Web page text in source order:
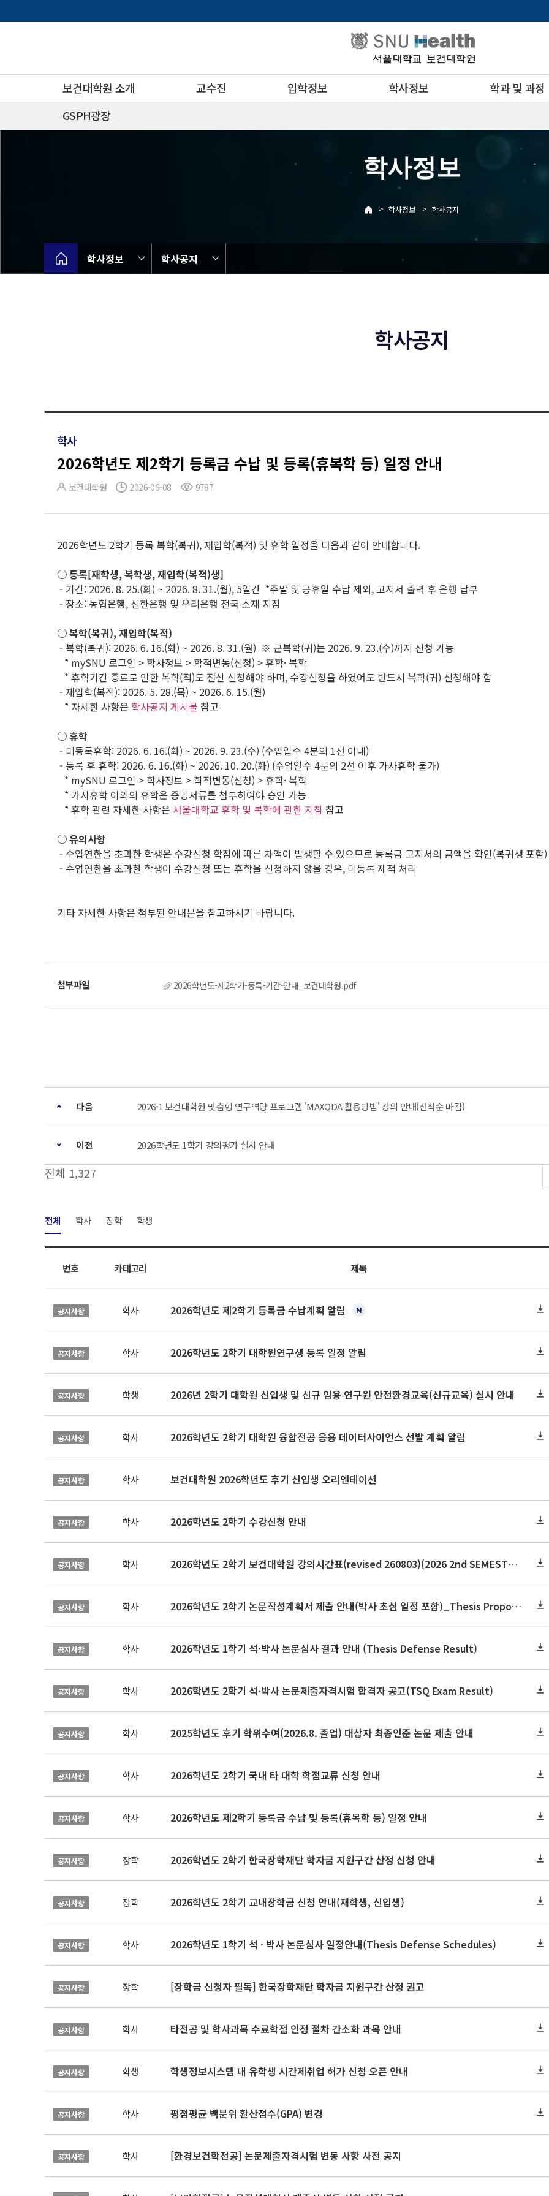
로
보건대학원 소개 교수진 입학정보 학사정보
학과 및 과정
GSPH광장
학사정보
> 학사정보 > 학사공지
학사정보 학사공지
학사공지
학사
2026학년도 제2학기 등록금 수납 및 등록(휴복학 등) 일정 안내
보건대학원 2026-06-08 9787
2026학년도 2학기 등록 복학(복귀), 재입학(복적) 및 휴학 일정을 다음과 같이 안내합니다.
○ 등록[재학생, 복학생, 재입학(복적)생]
- 기간: 2026. 8. 25.(화) ~ 2026. 8. 31.(월), 5일간 *주말 및 공휴일 수납 제외, 고지서 출력 후 은행 납부
- 장소: 농협은행, 신한은행 및 우리은행 전국 소재 지점
○ 복학(복귀), 재입학(복적)
- 복학(복귀): 2026. 6. 16.(화) ~ 2026. 8. 31.(월) ※ 군복학(귀)는 2026. 9. 23.(수)까지 신청 가능
* mySNU 로그인 > 학사정보 > 학적변동(신청) > 휴학· 복학
* 휴학기간 종료로 인한 복학(적)도 전산 신청해야 하며, 수강신청을 하였어도 반드시 복학(귀) 신청해야 함
- 재입학(복적): 2026. 5. 28.(목) ~ 2026. 6. 15.(월)
* 자세한 사항은 학사공지 게시물 참고
○ 휴학
- 미등록휴학: 2026. 6. 16.(화) ~ 2026. 9. 23.(수) (수업일수 4분의 1선 이내)
- 등록 후 휴학: 2026. 6. 16.(화) ~ 2026. 10. 20.(화) (수업일수 4분의 2선 이후 가사휴학 불가)
* mySNU 로그인 > 학사정보 > 학적변동(신청) > 휴학· 복학
* 가사휴학 이외의 휴학은 증빙서류를 첨부하여야 승인 가능
* 휴학 관련 자세한 사항은 서울대학교 휴학 및 복학에 관한 지침 참고
○ 유의사항
- 수업연한을 초과한 학생은 수강신청 학점에 따른 차액이 발생할 수 있으므로 등록금 고지서의 금액을 확인(복귀생 포함)
- 수업연한을 초과한 학생이 수강신청 또는 휴학을 신청하지 않을 경우, 미등록 제적 처리
기타 자세한 사항은 첨부된 안내문을 참고하시기 바랍니다.
2026학년도-제2학기-등록-기간-안내_보건대학원.pdf
다음 2026-1 보건대학원 맞춤형 연구역량 프로그램 'MAXQDA 활용방법' 강의 안내(선착순 마감)
이전 2026학년도 1학기 강의평가 실시 안내
전체 1,327
전체 학사 장학 학생
번호 카테고리 제목
공지사항 학사 2026학년도 제2학기 등록금 수납계획 알림
공지사항 학사 2026학년도 2학기 대학원연구생 등록 일정 알림
공지사항 학생 2026년 2학기 대학원 신입생 및 신규 임용 연구원 안전환경교육(신규교육) 실시 안내
공지사항 학사 2026학년도 2학기 대학원 융합전공 응용 데이터사이언스 선발 계획 알림
공지사항 학사 보건대학원 2026학년도 후기 신입생 오리엔테이션
공지사항 학사 2026학년도 2학기 수강신청 안내
공지사항 학사 2026학년도 2학기 보건대학원 강의시간표(revised 260803)(2026 2nd SEMESTER SNU GSPH TIMETABLE)
공지사항 학사 2026학년도 2학기 논문작성계획서 제출 안내(박사 초심 일정 포함)_Thesis Proposal
공지사항 학사 2026학년도 1학기 석·박사 논문심사 결과 안내 (Thesis Defense Result)
공지사항 학사 2026학년도 2학기 석·박사 논문제출자격시험 합격자 공고(TSQ Exam Result)
공지사항 학사 2025학년도 후기 학위수여(2026.8. 졸업) 대상자 최종인준 논문 제출 안내
공지사항 학사 2026학년도 2학기 국내 타 대학 학점교류 신청 안내
공지사항 학사 2026학년도 제2학기 등록금 수납 및 등록(휴복학 등) 일정 안내
공지사항 장학 2026학년도 2학기 한국장학재단 학자금 지원구간 산정 신청 안내
공지사항 장학 2026학년도 2학기 교내장학금 신청 안내(재학생, 신입생)
공지사항 학사 2026학년도 1학기 석 · 박사 논문심사 일정안내(Thesis Defense Schedules)
공지사항 장학 [장학금 신청자 필독] 한국장학재단 학자금 지원구간 산정 권고
공지사항 학사 타전공 및 학사과목 수료학점 인정 절차 간소화 과목 안내
공지사항 학생 학생정보시스템 내 유학생 시간제취업 허가 신청 오픈 안내
공지사항 학사 평점평균 백분위 환산점수(GPA) 변경
공지사항 학사 [환경보건학전공] 논문제출자격시험 변동 사항 사전 공지